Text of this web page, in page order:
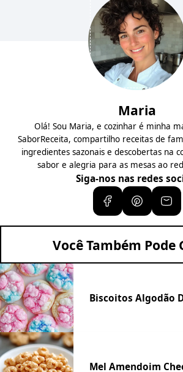
Maria
Olá! Sou Maria, e cozinhar é minha
SaborReceita, compartilho receitas de
ingredientes sazonais e descobertas na
sabor e alegria para as mesas ao
Siga-nos nas redes
Você Também Pode
Biscoitos Algodão
Mel Amendoim